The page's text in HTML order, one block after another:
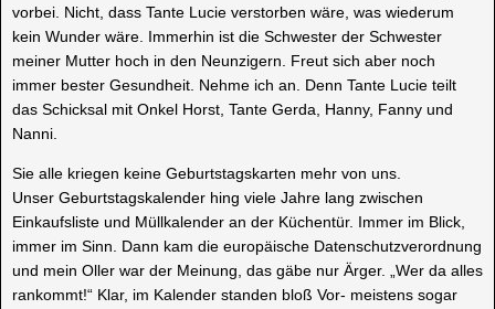
vorbei. Nicht, dass Tante Lucie verstorben wäre, was wiederum
kein Wunder wäre. Immerhin ist die Schwester der Schwester
meiner Mutter hoch in den Neunzigern. Freut sich aber noch
immer bester Gesundheit. Nehme ich an. Denn Tante Lucie teilt
das Schicksal mit Onkel Horst, Tante Gerda, Hanny, Fanny und
Nanni.
Sie alle kriegen keine Geburtstagskarten mehr von uns.
Unser Geburtstagskalender hing viele Jahre lang zwischen
Einkaufsliste und Müllkalender an der Küchentür. Immer im Blick,
immer im Sinn. Dann kam die europäische Datenschutzverordnung
und mein Oller war der Meinung, das gäbe nur Ärger. „Wer da alles
rankommt!“ Klar, im Kalender standen bloß Vor- meistens sogar